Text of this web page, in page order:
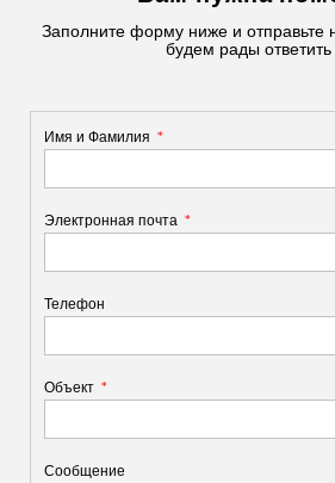
Заполните форму ниже и отправьте
будем рады
Имя и Фамилия
Электронная почта
Телефон
Объект
Сообщение